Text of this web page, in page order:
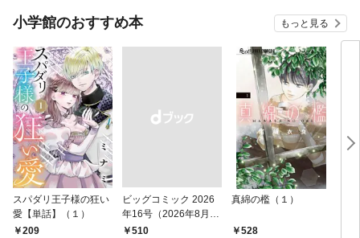
小学館のおすすめ本 もっと見る
スパダリ王子様の狂い
愛【単話】（１）
209
ビッグコミック 2026
年16号（2026年8月7
日発売）
￥510
真綿の檻（１）
528